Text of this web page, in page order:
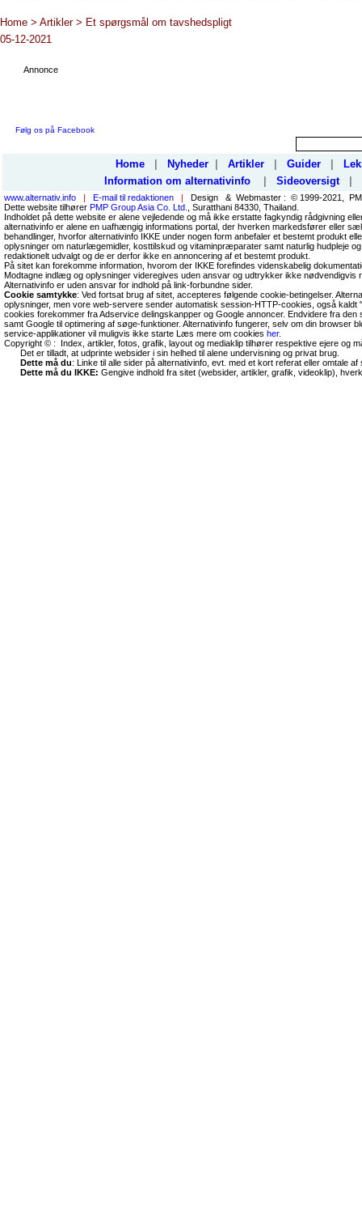
Home > Artikler > Et spørgsmål om tavshedspligt
05-12-2021
Annonce
Følg os på Facebook
Home Nyheder Artikler Guider
Information om alternativinfo
Sideoversigt
www.alternativ.info | E-mail til redaktionen | Design & Webmaster : © 1999-2021,
Dette website tilhører PMP Group Asia Co. Ltd.
, Suratthani 84330, Thailand.
Indholdet på dette website er alene vejledende og må ikke erstatte fagkyndig rådgivning
alternativinfo er alene en uafhængig informations portal, der hverken markedsfører eller
behandlinger, hvorfor alternativinfo IKKE under nogen form anbefaler et bestemt produkt
oplysninger om naturlægemidler, kosttilskud og vitaminpræparater samt naturlig hudpleje
redaktionelt udvalgt og de er derfor ikke en annoncering af et bestemt produkt.
På sitet kan forekomme information, hvorom der IKKE forefindes videnskabelig
Modtagne indlæg og oplysninger videregives uden ansvar og udtrykker ikke nødvendigvis
Alternativinfo er uden ansvar for indhold på link-forbundne sider.
Cookie samtykke: Ved fortsat brug af sitet, accepteres følgende cookie-betingelser.
oplysninger, men vore web-servere sender automatisk session-HTTP-cookies, også kaldt
cookies forekommer fra Adservice delingskanpper og Google annoncer. Endvidere fra den
samt Google til optimering af søge-funktioner. Alternativinfo fungerer, selv om din browser
service-applikationer vil muligvis ikke starte Læs mere om cookies her.
Copyright © : Index, artikler, fotos, grafik, layout og mediaklip tilhører respektive ejere og
Det er tilladt, at udprinte websider i sin helhed til alene undervisning og privat brug.
Dette må du: Linke til alle sider på alternativinfo, evt. med et kort referat eller omtale af
Dette må du IKKE: Gengive indhold fra sitet (websider, artikler, grafik, videoklip),